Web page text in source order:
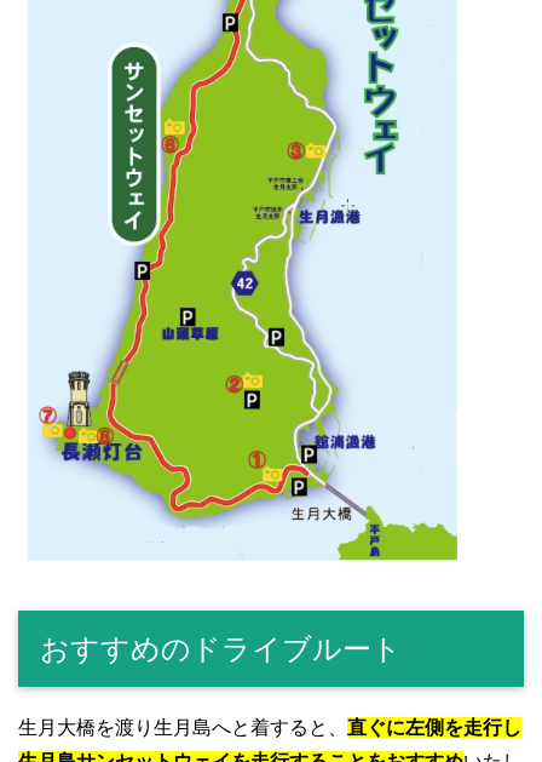
おすすめのドライブルート
生月大橋を渡り生月島へと着すると、 直ぐに左側を走行し